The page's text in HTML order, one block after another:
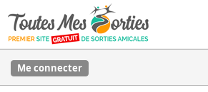
Me connecter